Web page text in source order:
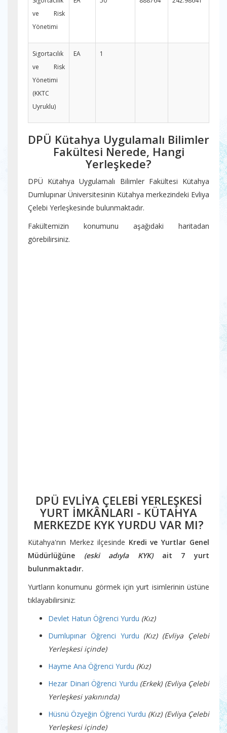
ve Risk
Yönetimi
Sigortacılık
ve Risk
Yönetimi
(KKTC
Uyruklu)
EA 1
DPÜ Kütahya Uygulamalı Bilimler
Fakültesi Nerede, Hangi
Yerleşkede?
DPÜ Kütahya Uygulamalı Bilimler Fakültesi Kütahya
Dumlupınar Üniversitesinin Kütahya merkezindeki Evliya
Çelebi Yerleşkesinde bulunmaktadır.
Fakültemizin konumunu aşağıdaki haritadan
görebilirsiniz.
DPÜ EVLİYA ÇELEBİ YERLEŞKESİ
YURT İMKÂNLARI - KÜTAHYA
MERKEZDE KYK YURDU VAR MI?
Kütahya'nın Merkez ilçesinde Kredi ve Yurtlar Genel
Müdürlüğüne (eski adıyla KYK)ait 7 yurt
bulunmaktadır.
Yurtların konumunu görmek için yurt isimlerinin üstüne
tıklayabilirsiniz:
Devlet Hatun Öğrenci Yurdu (Kız)
Dumlupınar Öğrenci Yurdu (Kız) (Evliya Çelebi
Yerleşkesi içinde)
Hayme Ana Öğrenci Yurdu (Kız)
Hezar Dinari Öğrenci Yurdu (Erkek) (Evliya Çelebi
Yerleşkesi yakınında)
Hüsnü Özyeğin Öğrenci Yurdu (Kız) (Evliya Çelebi
Yerleşkesi içinde)